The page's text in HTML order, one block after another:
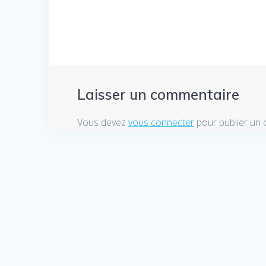
Laisser un commentaire
Vous devezvous connecter pour publier un